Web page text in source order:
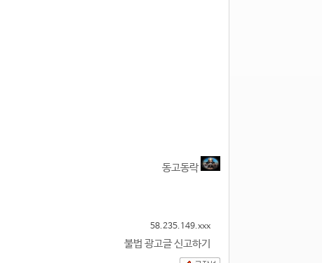
동고동락
58.235.149.xxx
불법 광고글 신고하기